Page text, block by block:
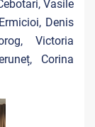
Vasile
Denis
Victoria
Corina